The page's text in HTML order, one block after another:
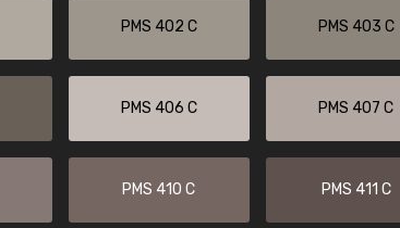
PMS 402 C PMS 403 C
PMS 406 C PMS 407 C
PMS 410 C PMS 411 C